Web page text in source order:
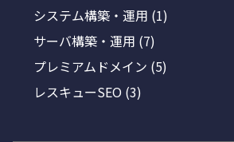
システム構築・運用 (1)
サーバ構築・運用 (7)
プレミアムドメイン (5)
レスキューSEO (3)